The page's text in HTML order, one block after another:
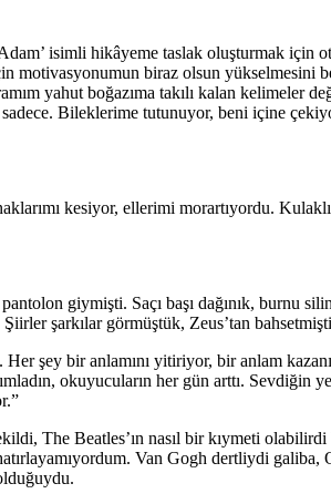
isimli hikâyeme taslak oluşturmak için
motivasyonumun biraz olsun
yahut boğazıma takılı kalan kelimeler
Bileklerime tutunuyor, beni içine
kesiyor, ellerimi morartıyordu.
giymişti. Saçı başı dağınık, burnu
şarkılar görmüştük, Zeus’tan
şey bir anlamını yitiriyor, bir anlam
okuyucuların her gün arttı. Sevdiğin
The Beatles’ın nasıl bir kıymeti
Van Gogh dertliydi